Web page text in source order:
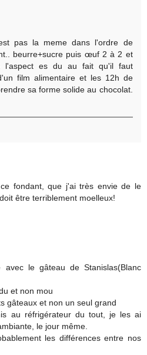
pas la meme dans l'ordre de
beurre+sucre puis œuf 2 à 2 et
l'aspect es du au fait qu'il faut
film alimentaire et les 12h de
sa forme solide au chocolat.
fondant, que j'ai très envie de le
être terriblement moelleux!
le gâteau de Stanislas(Blanc
et non mou
gâteaux et non un seul grand
au réfrigérateur du tout, je les ai
le jour même.
les différences entre nos